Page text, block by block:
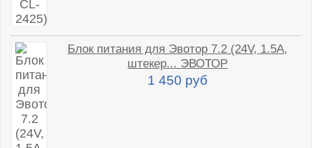
Блок питания для Эвотор 7.2 (24V, 1.5A,
штекер... ЭВОТОР
1 450 руб